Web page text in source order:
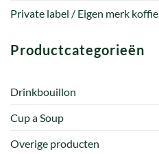
Private label / Eigen merk koffie
Productcategorieën
Drinkbouillon
Cup a Soup
Overige producten